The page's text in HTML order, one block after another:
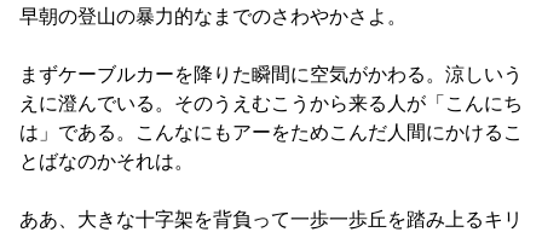
早朝の登山の暴力的なまでのさわやかさよ。
まずケーブルカーを降りた瞬間に空気がかわる。涼しいう
えに澄んでいる。そのうえむこうから来る人が「こんにち
は」である。こんなにもアーをためこんだ人間にかけるこ
とばなのかそれは。
ああ、大きな十字架を背負って一歩一歩丘を踏み上るキリ